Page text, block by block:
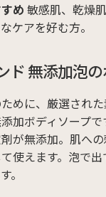
め 敏感肌、乾燥
ケアを好む方。
ド 無添加泡
めに、厳選され
加ボディソープで
が無添加。肌へ
使えます。泡で
。